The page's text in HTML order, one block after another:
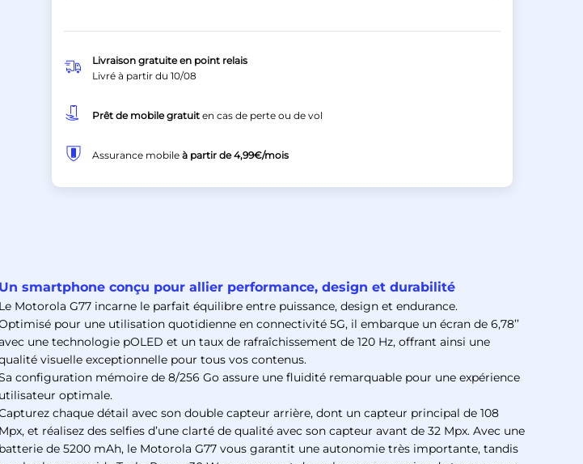
Livraison gratuite en point relais
Livré à partir du 10/08
Prêt de mobile gratuit en cas de perte ou de vol
Assurance mobile à partir de4,99€/mois
Un smartphone conçu pour allier performance, design et durabilité
Le Motorola G77 incarne le parfait équilibre entre puissance, design et endurance.
pour une utilisation quotidienne en connectivité 5G, il embarque un écran de 6,78’’
une technologie pOLED et un taux de rafraîchissement de 120 Hz, offrant ainsi une
visuelle exceptionnelle pour tous vos contenus.
configuration mémoire de 8/256 Go assure une fluidité remarquable pour une expérience
utilisateur optimale.
chaque détail avec son double capteur arrière, dont un capteur principal de 108
Mpx, et réalisez des selfies d’une clarté de qualité avec son capteur avant de 32 Mpx.Avec une
batterie de 5200 mAh, le Motorola G77 vous garantit une autonomie très importante, tandis